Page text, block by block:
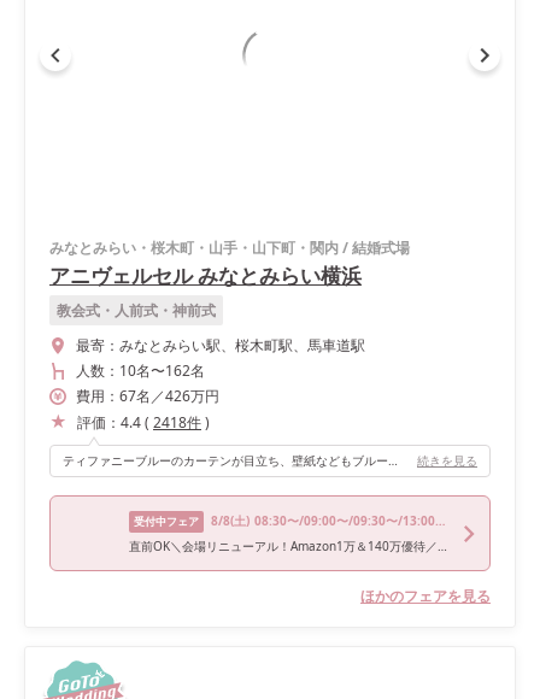
みなとみらい・桜木町・山手・山下町・関内/結婚式場
アニヴェルセル みなとみらい横浜
教会式・人前式・神前式
最寄： みなとみらい駅、桜木町駅、馬車道駅
人数： 10名〜162名
費用： 67名 ／426万円
評価： 4.4( 2418件)
ティファニーブルーのカーテンが目立ち、壁紙などもブルーで統一されてて、とても可愛く、星や貝殻モチーフがとても可愛いです💓 続きを見る
受付中フェア 8/8(土) 08:30〜/09:00〜/09:30〜/13:00〜/14:45〜
直前OK＼会場リニューアル！Amazon1万＆140万優待／感動大聖堂＆絶景WD×絶品試食
ほかのフェアを見る